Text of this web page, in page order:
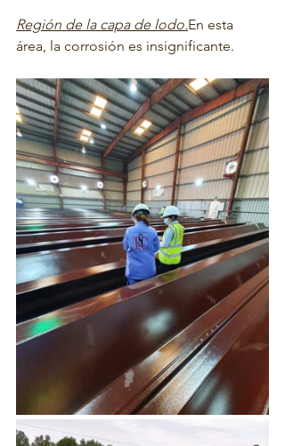
Región de la capa de lodo.En esta
área, la corrosión es insignificante.